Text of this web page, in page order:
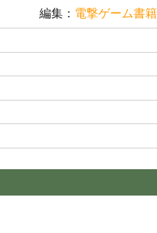
編集： 電撃ゲーム書